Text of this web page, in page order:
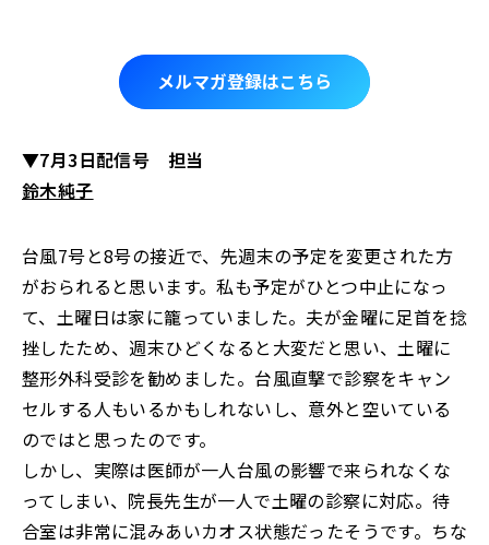
メルマガ登録はこちら
▼7月3日配信号 担当
鈴木純子
台風7号と8号の接近で、先週末の予定を変更された方
がおられると思います。私も予定がひとつ中止になっ
て、土曜日は家に籠っていました。夫が金曜に足首を捻
挫したため、週末ひどくなると大変だと思い、土曜に
整形外科受診を勧めました。台風直撃で診察をキャン
セルする人もいるかもしれないし、意外と空いている
のではと思ったのです。
しかし、実際は医師が一人台風の影響で来られなくな
ってしまい、院長先生が一人で土曜の診察に対応。待
合室は非常に混みあいカオス状態だったそうです。ちな